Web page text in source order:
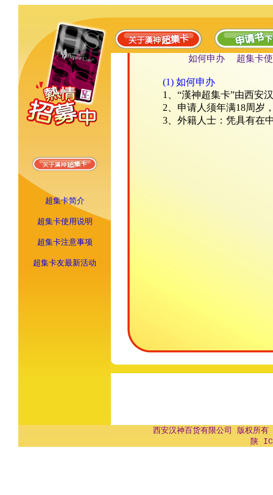
超集卡简介
超集卡使用说明
超集卡注意事项
超集卡友最新活动
如何申办 超集卡
(1) 如何申办
1、“漢神超集卡”由西安
2、申请人须年满18周岁
3、外籍人士：凭具有在
西安汉神百货有限公司 版
陕